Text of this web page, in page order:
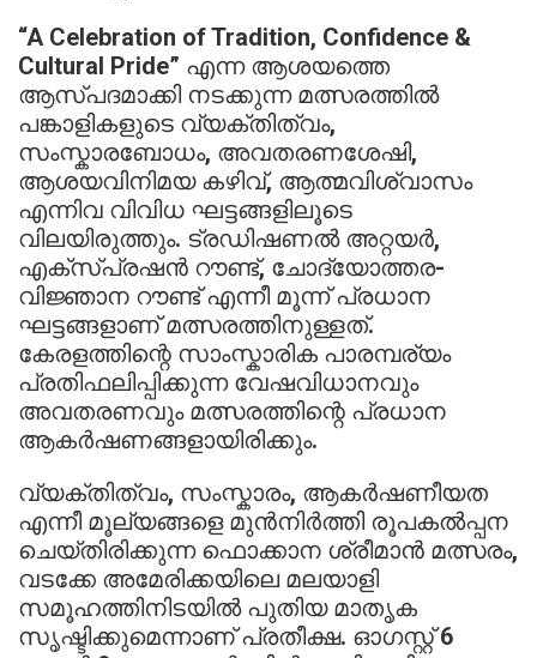
“A Celebration of Tradition, Confidence &
Cultural Pride” എന്ന ആശയത്തെ
ആസ്പദമാക്കി നടക്കുന്ന മത്സരത്തിൽ
പങ്കാളികളുടെ വ്യക്തിത്വം,
സംസ്കാരബോധം, അവതരണശേഷി,
ആശയവിനിമയ കഴിവ്, ആത്മവിശ്വാസം
എന്നിവ വിവിധ ഘട്ടങ്ങളിലൂടെ
വിലയിരുത്തും. ട്രഡിഷണൽ അറ്റയർ,
എക്സ്പ്രഷൻ റൗണ്ട്, ചോദ്യോത്തര-
വിജ്ഞാന റൗണ്ട് എന്നീ മൂന്ന് പ്രധാന
ഘട്ടങ്ങളാണ് മത്സരത്തിനുള്ളത്.
കേരളത്തിന്റെ സാംസ്കാരിക പാരമ്പര്യം
പ്രതിഫലിപ്പിക്കുന്ന വേഷവിധാനവും
അവതരണവും മത്സരത്തിന്റെ പ്രധാന
ആകർഷണങ്ങളായിരിക്കും.
വ്യക്തിത്വം, സംസ്കാരം, ആകർഷണീയത
എന്നീ മൂല്യങ്ങളെ മുൻനിർത്തി രൂപകൽപ്പന
ചെയ്തിരിക്കുന്ന ഫൊക്കാന ശ്രീമാൻ മത്സരം,
വടക്കേ അമേരിക്കയിലെ മലയാളി
സമൂഹത്തിനിടയിൽ പുതിയ മാതൃക
സൃഷ്ടിക്കുമെന്നാണ് പ്രതീക്ഷ. ഓഗസ്റ്റ് 6